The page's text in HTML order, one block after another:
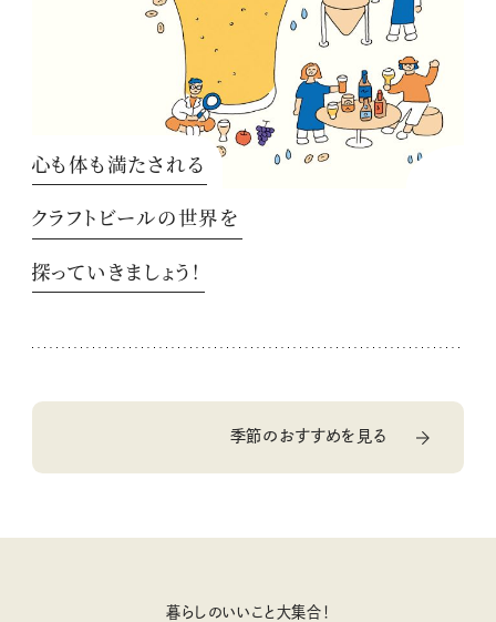
心も体も満たされる
クラフトビールの世界を
探っていきましょう！
季節のおすすめを見る
暮らしのいいこと大集合！